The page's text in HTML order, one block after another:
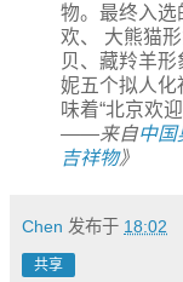
物。最终入选
欢、 大熊猫
贝、藏羚羊
妮五个拟人化
味着“北京欢迎
——来自中国
吉祥物》
Chen 发布于 18:02
共享